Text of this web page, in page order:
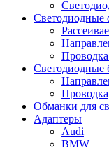
Светодиодные
Светодиодные
Проводка
Обманки для
Адаптеры
Audi
BMW